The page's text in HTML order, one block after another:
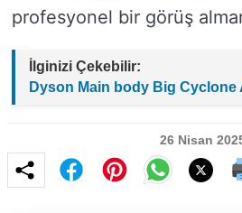
profesyonel bir görüş
İlginizi Çekebilir:
Dyson Main body Big Cyclone
26 Nisan